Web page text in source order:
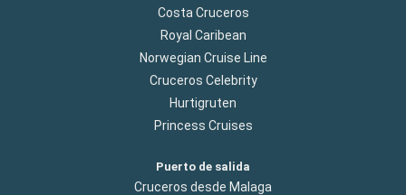
Costa Cruceros
Royal Caribean
Norwegian Cruise Line
Cruceros Celebrity
Hurtigruten
Princess Cruises
Puerto de salida
Cruceros desde Malaga